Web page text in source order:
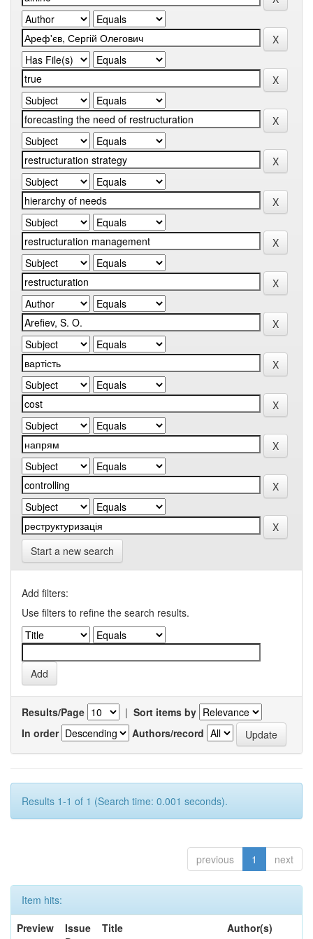
Start a new search
Add filters:
Use filters to refine the search results.
Results/Page | Sort items by
In order
Authors/record
Results 1-1 of 1 (Search time: 0.001 seconds).
previous 1 next
Item hits:
Preview
Issue
Title Author(s)